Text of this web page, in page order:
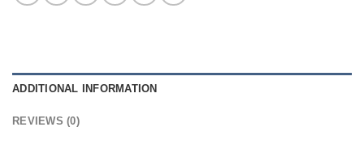
ADDITIONAL INFORMATION
REVIEWS (0)